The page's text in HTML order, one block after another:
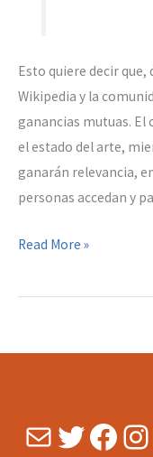
Esto quiere decir
Wikipedia y la
ganancias mutuas.
el estado del arte,
ganarán relevancia,
personas accedan y
Wikipedia
repositorios
caso
Read More »
MailTwitter